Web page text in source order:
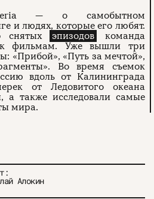
Алокин
— о самобытном
и людях, которые его любят.
снятых
эпизодов
команда
к фильмам. Уже вышли три
«Прибой», «Путь за мечтой»,
Во время съемок
вдоль от Калининграда
от Ледовитого океана
а также исследовали самые
мира.